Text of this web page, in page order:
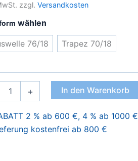
zzgl. Versandkosten
76/18 Trapez 70/18
+ In den Warenkorb
2 % ab 600 €, 4 % ab 1000 €
kostenfrei ab 800 €